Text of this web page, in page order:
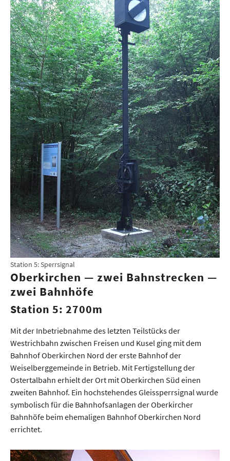
Station 5: Sperrsignal
Oberkirchen — zwei Bahnstrecken —
zwei Bahnhöfe
Station 5: 2700m
Mit der Inbetriebnahme des letzten Teilstücks der
Westrichbahn zwischen Freisen und Kusel ging mit dem
Bahnhof Oberkirchen Nord der erste Bahnhof der
Weiselberggemeinde in Betrieb. Mit Fertigstellung der
Ostertalbahn erhielt der Ort mit Oberkirchen Süd einen
zweiten Bahnhof. Ein hochstehendes Gleissperrsignal wurde
symbolisch für die Bahnhofsanlagen der Oberkircher
Bahnhöfe beim ehemaligen Bahnhof Oberkirchen Nord
errichtet.
Show larger version